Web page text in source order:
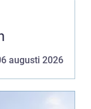
augusti 2026